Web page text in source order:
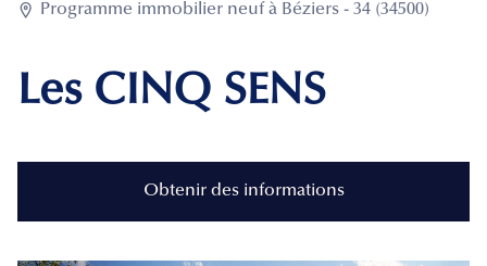
 Programme immobilier neuf à Béziers - 34 (34500)
Les CINQ SENS
Obtenir des informations